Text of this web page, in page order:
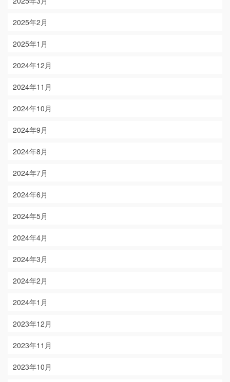
2025年2月
2025年1月
2024年12月
2024年11月
2024年10月
2024年9月
2024年8月
2024年7月
2024年6月
2024年5月
2024年4月
2024年3月
2024年2月
2024年1月
2023年12月
2023年11月
2023年10月